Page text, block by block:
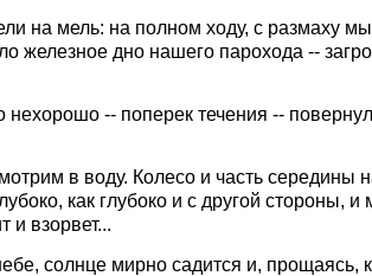
на мель: на полном ходу, с размаху
железное дно нашего парохода --
нехорошо -- поперек течения --
в воду. Колесо и часть середины
как глубоко и с другой стороны,
и взорвет...
солнце мирно садится и, прощаясь,